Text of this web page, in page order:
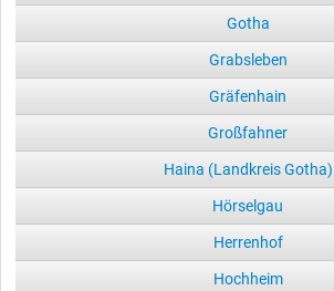
Gotha
Grabsleben
Gräfenhain
Großfahner
Haina (Landkreis Gotha)
Hörselgau
Herrenhof
Hochheim